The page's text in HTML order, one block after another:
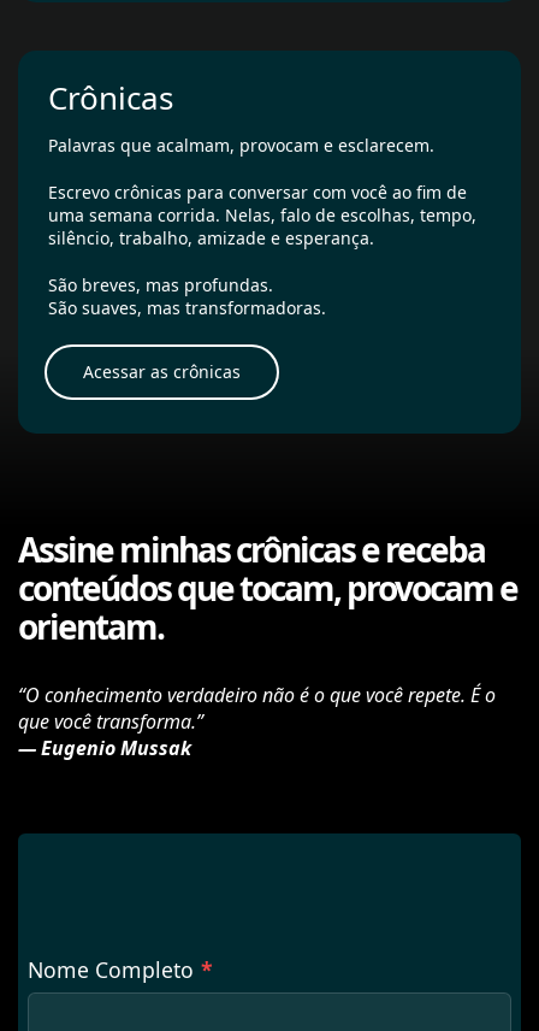
Crônicas
Palavras que acalmam, provocam e esclarecem.
Escrevo crônicas para conversar com você ao fim de
uma semana corrida. Nelas, falo de escolhas, tempo,
silêncio, trabalho, amizade e esperança.
São breves, mas profundas.
São suaves, mas transformadoras.
Acessar as crônicas
Assine minhas crônicas e receba
conteúdos que tocam, provocam e
orientam.
“O conhecimento verdadeiro não é o que você repete. É o
que você transforma.”
— Eugenio Mussak
Nome Completo *